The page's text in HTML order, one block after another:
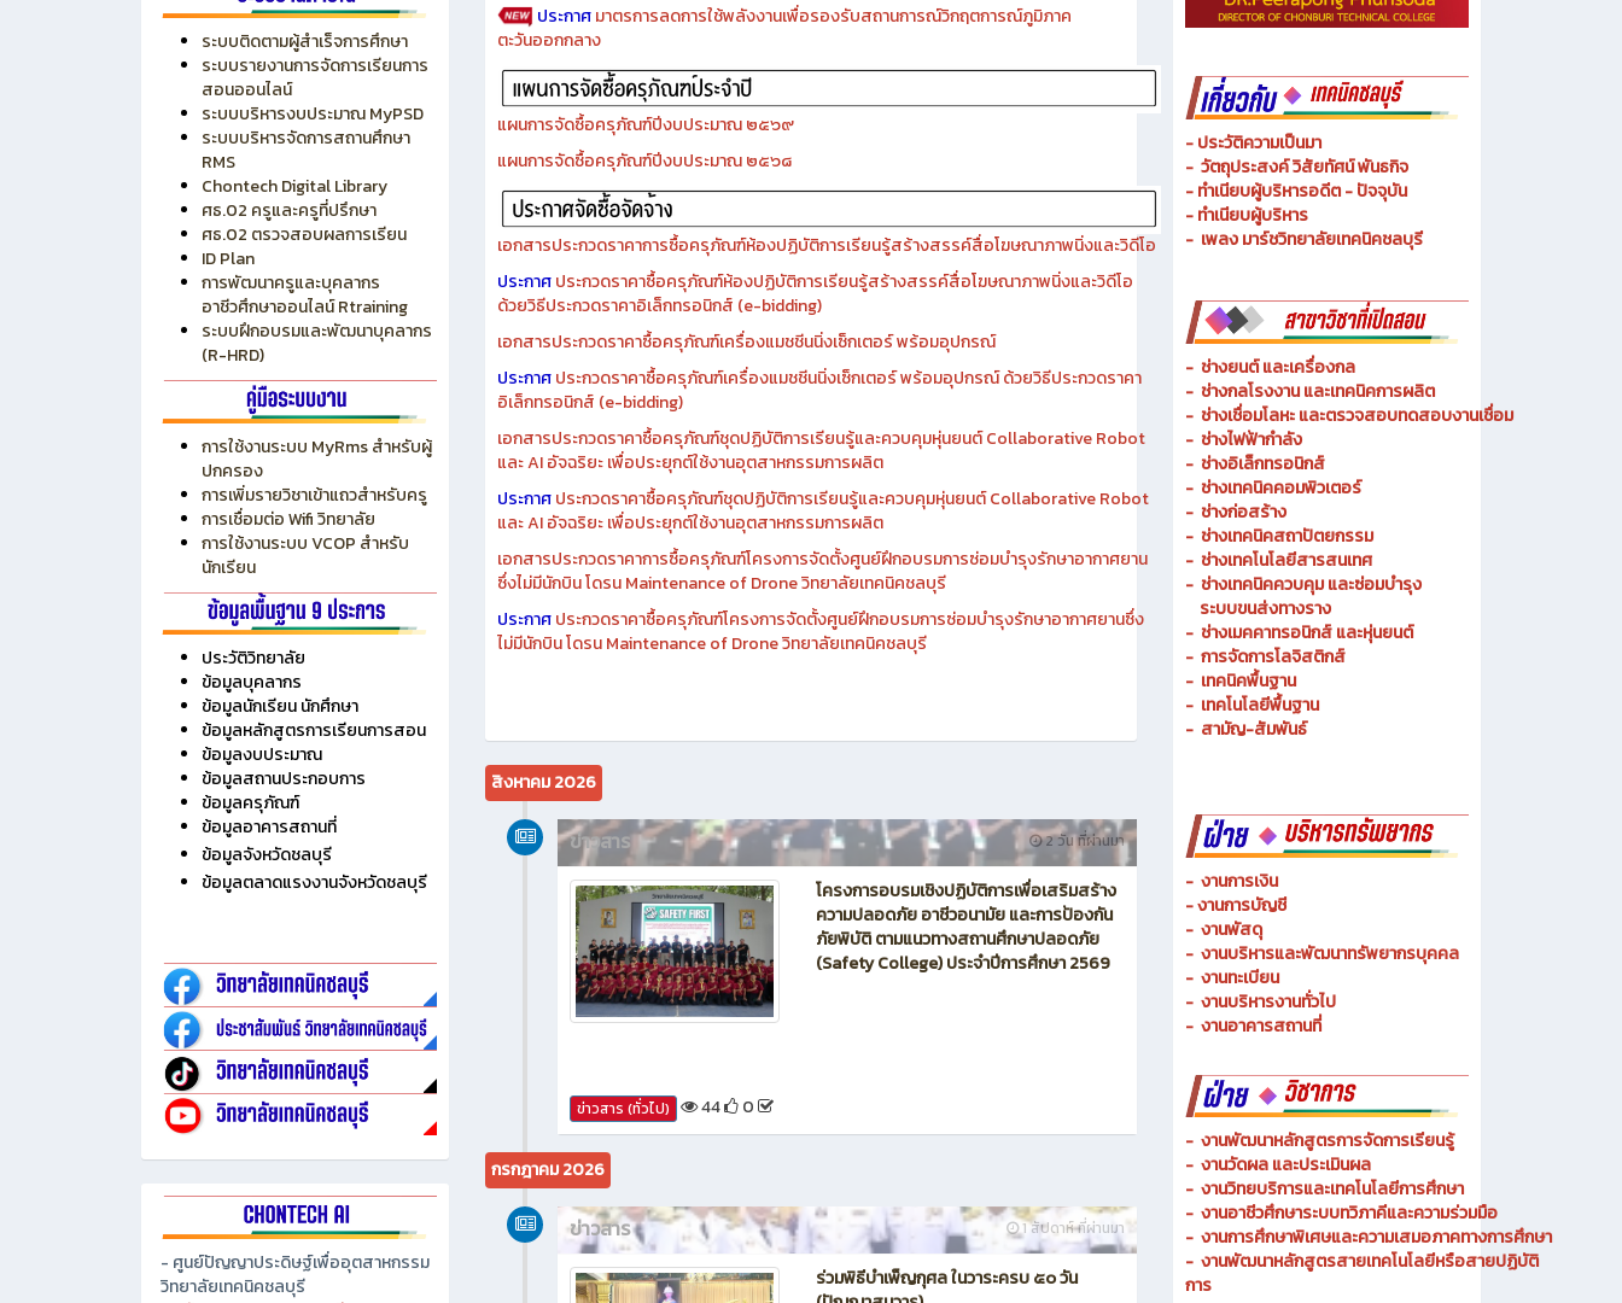
แสดงความคิดเห็น
ช่องทางร้องเรียน
ระบบติดตามผู้สำเร็จการศึกษา
ระบบรายงานการจัดการเรียนการ
สอนออนไลน์
ระบบบริหารงบประมาณ MyPSD
ระบบบริหารจัดการสถานศึกษา
RMS
Chontech Digital Library
ศธ.02 ครูและครูที่ปรึกษา
ศธ.02 ตรวจสอบผลการเรียน
ID Plan
การพัฒนาครูและบุคลากร
อาชีวศึกษาออนไลน์ Rtraining
ระบบฝึกอบรมและพัฒนาบุคลากร
(R-HRD)
การใช้งานระบบ MyRms สำหรับผู้
ปกครอง
การเพิ่มรายวิชาเข้าแถวสำหรับครู
การเชื่อมต่อ Wifi วิทยาลัย
การใช้งานระบบ VCOP สำหรับ
นักเรียน
ประวัติวิทยาลัย
ข้อมูลบุคลากร
ข้อมูลนักเรียน นักศึกษา
ข้อมูลหลักสูตรการเรียนการสอน
ข้อมูลงบประมาณ
ข้อมูลสถานประกอบการ
ข้อมูลตลาดแรงงานจังหวัดชลบุรี
ประกาศรับสมัครบุคคลเข้าเป็นนักศึกษาระดับปริญญาตรี หลักสูตรเทคโนโลยีบัณฑิต (ทล.บ.)
ประจำปีการศึกษา ๒๕๖๙
ประกาศผลการคัดเลือกนักเรียนเพื่อรับทุนกองทุนเพื่อความเสมอภาคทางการศึกษา ๒๕๖๙
ประกาศมาตรการลดการใช้พลังงานเพื่อรองรับสถานการณ์วิกฤตการณ์ภูมิภาค
ตะวันออกกลาง
แผนการจัดซื้อครุภัณฑ์ปีงบประมาณ ๒๕๖๙
แผนการจัดซื้อครุภัณฑ์ปีงบประมาณ ๒๕๖๘
เอกสารประกวดราคาการซื้อครุภัณฑ์ห้องปฏิบัติการเรียนรู้สร้างสรรค์สื่อโฆษณาภาพนิ่งและวิดีโอ
ประกาศประกวดราคาซื้อครุภัณฑ์ห้องปฏิบัติการเรียนรู้สร้างสรรค์สื่อโฆษณาภาพนิ่งและวิดีโอ
ด้วยวิธีประกวดราคาอิเล็กทรอนิกส์ (e-bidding)
เอกสารประกวดราคาซื้อครุภัณฑ์เครื่องแมชชีนนิ่งเซ็กเตอร์ พร้อมอุปกรณ์
ประกาศประกวดราคาซื้อครุภัณฑ์เครื่องแมชชีนนิ่งเซ็กเตอร์ พร้อมอุปกรณ์ ด้วยวิธีประกวดราคา
อิเล็กทรอนิกส์ (e-bidding)
เอกสารประกวดราคาซื้อครุภัณฑ์ชุดปฏิบัติการเรียนรู้และควบคุมหุ่นยนต์ Collaborative Robot
และ AI อัจฉริยะ เพื่อประยุกต์ใช้งานอุตสาหกรรมการผลิต
ประกาศประกวดราคาซื้อครุภัณฑ์ชุดปฏิบัติการเรียนรู้และควบคุมหุ่นยนต์ Collaborative Robot
และ AI อัจฉริยะ เพื่อประยุกต์ใช้งานอุตสาหกรรมการผลิต
เอกสารประกวดราคาการซื้อครุภัณฑ์โครงการจัดตั้งศูนย์ฝึกอบรมการซ่อมบำรุงรักษาอากาศยาน
ไม่มีนักบิน โดรน Maintenance of Drone วิทยาลัยเทคนิคชลบุรี
สิงหาคม 2026
2 วัน ที่ผ่านมา
ข่าวสาร
ข่าวสาร (ทั่วไป) 44 0
กรกฎาคม 2026
- ประวัติความเป็นมา
- ทำเนียบผู้บริหาร
- เพลง มาร์ชวิทยาลัยเทคนิคชลบุรี
- ช่างยนต์ และเครื่องกล
- ช่างกลโรงงาน และเทคนิคการผลิต
- ช่างเชื่อมโลหะ และตรวจสอบทดสอบงานเชื่อม
- ช่างไฟฟ้ากำลัง
- ช่างอิเล็กทรอนิกส์
- ช่างเทคนิคคอมพิวเตอร์
ช่างก่อสร้าง
- ช่างเทคนิคสถาปัตยกรรม
- ช่างเทคโนโลยีสารสนเทศ
- ช่างเทคนิคควบคุม และซ่อมบำรุง
ระบบขนส่งทางราง
- ช่างเมคคาทรอนิกส์ และหุ่นยนต์
-สามัญ-สัมพันธ์
- งานการเงิน
- งานการบัญชี
- งานพัสดุ
- งานทะเบียน
-งานบริหารงานทั่วไป
-งานอาคารสถานที่
- งานพัฒนาหลักสูตรการจัดการเรียนรู้
- งานวัดผล และประเมินผล
- งานวิทยบริการและเทคโนโลยีการศึกษา